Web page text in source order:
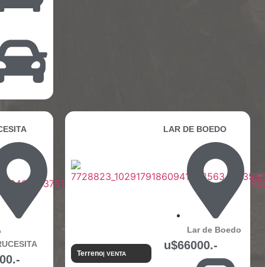
Terreno| VENTA
LAR DE BOEDO
Lar de Boedo
u$66000.-